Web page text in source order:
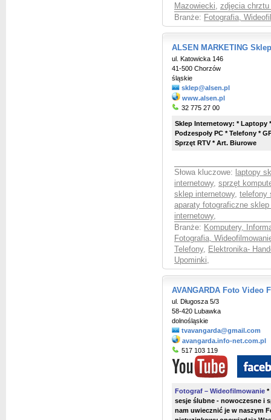
Mazowiecki, zdjęcia chrztu
Branże: Fotografia,
ALSEN MARKETING
ul. Katowicka 146
41-500 Chorzów
śląskie
sklep@alsen.pl
www.alsen.pl
32 775 27 00
Sklep Internetowy: * Laptopy
Podzespoły PC * Telefony *
Sprzęt RTV * Art. Biurowe
Słowa kluczowe: laptopy
internetowy, sprzęt
sklep internetowy, telefony
aparaty fotograficzne sklep
internetowy,
Branże: Komputery,
Fotografia,
Telefony, Elektronika-
Upominki,
AVANGARDA Foto Video
ul. Długosza 5/3
58-420 Lubawka
dolnośląskie
tvavangarda@gmail.com
avangarda.info-net.com.pl
517 103 119
Fotograf – Wideofilmowanie *
sesje ślubne - nowoczesne i
nam uwiecznić je w naszym